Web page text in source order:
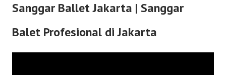
Sanggar Ballet Jakarta | Sanggar
Balet Profesional di Jakarta